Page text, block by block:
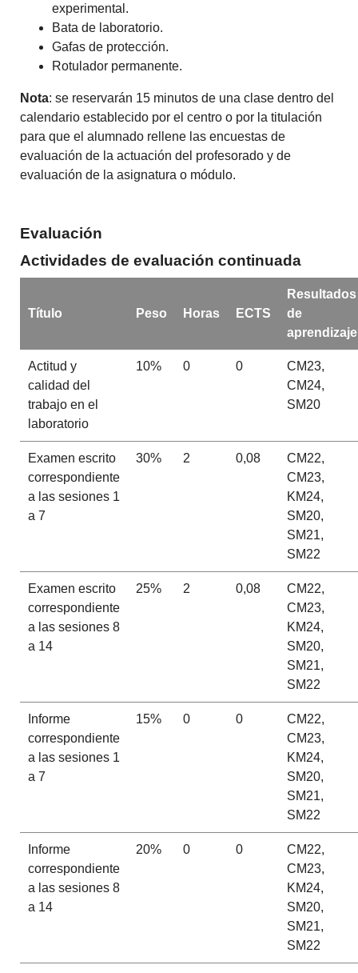
experimental.
Bata de laboratorio.
Gafas de protección.
Rotulador permanente.
Nota: se reservarán 15 minutos de una clase dentro del
calendario establecido por el centro o por la titulación
para que el alumnado rellene las encuestas de
evaluación de la actuación del profesorado y de
evaluación de la asignatura o módulo.
Evaluación
Actividades de evaluación continuada
Título Peso Horas ECTS
Resultados
de
aprendizaje
Actitud y
calidad del
trabajo en el
laboratorio
10% 0 0
CM23,
CM24,
SM20
Examen escrito
correspondiente
a las sesiones 1
a 7
30% 2 0,08
CM22,
CM23,
KM24,
SM20,
SM21,
SM22
Examen escrito
correspondiente
a las sesiones 8
a 14
25% 2 0,08
CM22,
CM23,
KM24,
SM20,
SM21,
SM22
Informe
correspondiente
a las sesiones 1
a 7
15% 0 0
CM22,
CM23,
KM24,
SM20,
SM21,
SM22
Informe
correspondiente
a las sesiones 8
a 14
20% 0 0
CM22,
CM23,
KM24,
SM20,
SM21,
SM22